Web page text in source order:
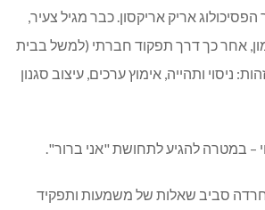
אריק אריקסון. כבר מגיל צעיר,
אחר כך דרך תפקוד חברתי (למשל בבית
ותהייה, אימוץ ערכים, עיצוב סגנון
– במטרה להגיע לתחושת "אני ברור".
סביב שאלות של משמעות ותפקיד